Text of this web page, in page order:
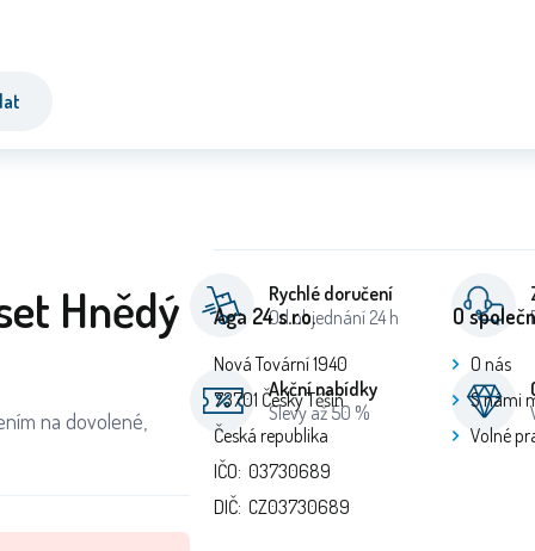
Hnědý
na dovolené,
Rychlé doručení
Od objednání 24 h
Akční nabídky
Slevy až 50 %
Aga 24 s.r.o.
Nová Tovární 1940
73701 Český Těšín
Česká republika
IČO: 03730689
DIČ: CZ03730689
O
O nás
S námi
Volné